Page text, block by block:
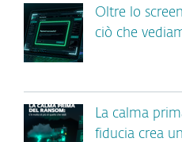
Oltre lo
ciò che
La calma
fiducia crea